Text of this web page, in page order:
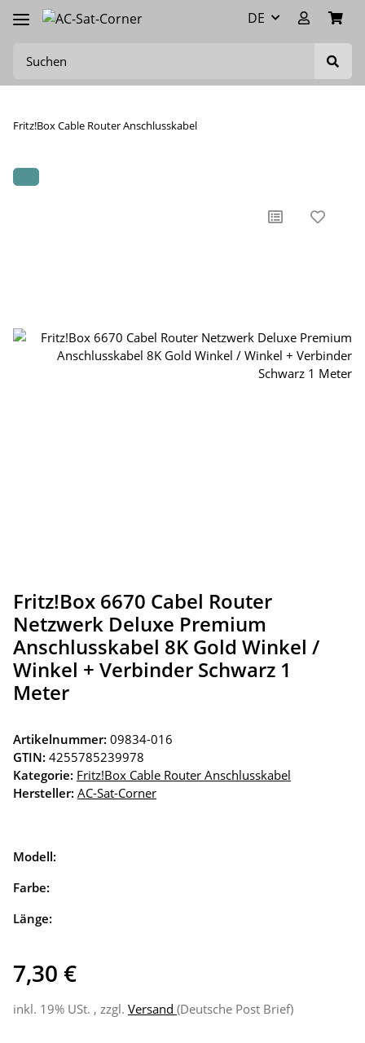
DE
Fritz!Box Cable Router Anschlusskabel
Fritz!Box 6670 Cabel Router
Netzwerk Deluxe Premium
Anschlusskabel 8K Gold Winkel /
Winkel + Verbinder Schwarz 1
Meter
Artikelnummer: 09834-016
GTIN: 4255785239978
Kategorie: Fritz!Box Cable Router Anschlusskabel
Hersteller: AC-Sat-Corner
Modell:
Farbe:
Länge:
7,30 €
inkl. 19% USt. , zzgl. Versand (Deutsche Post Brief)